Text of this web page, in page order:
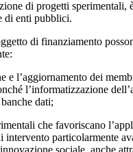
di progetti sperimentali,
di enti pubblici.
di finanziamento
e l’aggiornamento dei
l’informatizzazione
dati;
che favoriscano
intervento particolarmente
sociale, anche